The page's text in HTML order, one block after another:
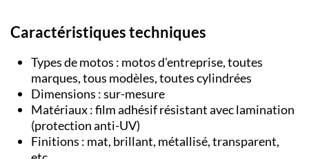
Caractéristiques techniques
Types de motos : motos d’entreprise, toutes
marques, tous modèles, toutes cylindrées
Dimensions : sur-mesure
Matériaux : film adhésif résistant avec lamination
(protection anti-UV)
Finitions : mat, brillant, métallisé, transparent,